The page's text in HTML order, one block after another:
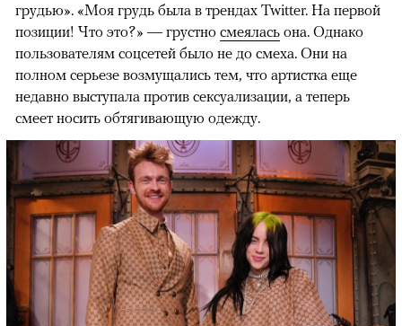
грудью». «Моя грудь была в трендах Twitter. На первой
позиции! Что это?» — грустно смеялась она. Однако
пользователям соцсетей было не до смеха. Они на
полном серьезе возмущались тем, что артистка еще
недавно выступала против сексуализации, а теперь
смеет носить обтягивающую одежду.